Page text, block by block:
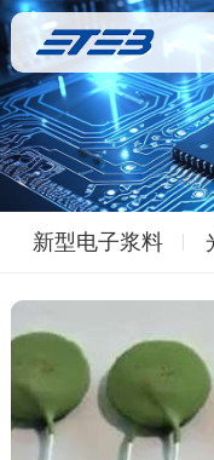
新型电子浆料